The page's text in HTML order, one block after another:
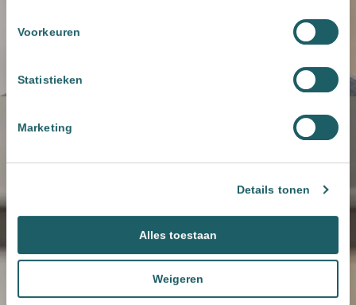
Voorkeuren
Statistieken
Marketing
Details tonen
Alles toestaan
Weigeren